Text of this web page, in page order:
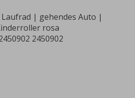
| gehendes Auto |
rosa
2450902